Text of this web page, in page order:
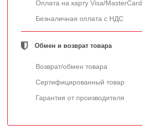
Оплата на карту Visa/MasterCard
Безналичная оплата с НДС
Обмен и возврат товара
Возврат/обмен товара
Сертифицированный товар
Гарантия от производителя